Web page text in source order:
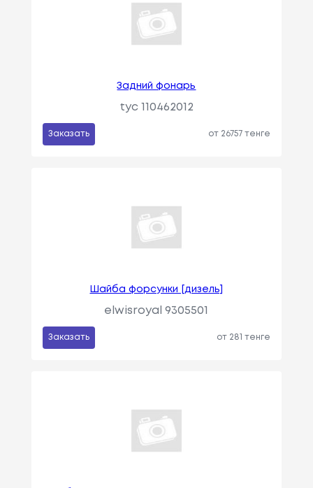
Задний фонарь
tyc 110462012
Заказать от 26757 тенге
Шайба форсунки [дизель]
elwisroyal 9305501
Заказать от 281 тенге